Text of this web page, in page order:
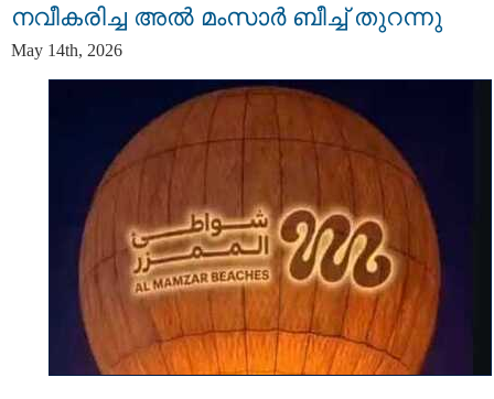
നവീകരിച്ച അൽ മംസാർ ബീച്ച് തുറന്നു
May 14th, 2026